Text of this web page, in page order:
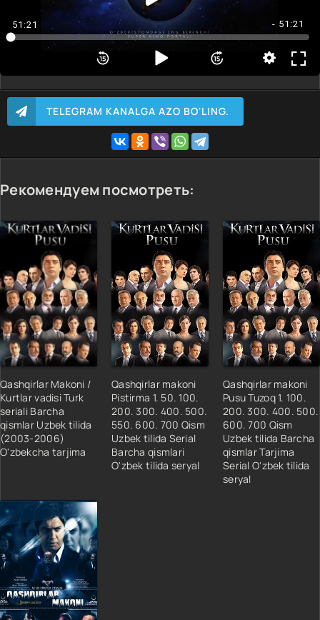
51:21 - 51:21
5 Qism
6 Qism
9 Qism
10 QismTELEGRAM KANALGA AZO BO'LING.
Рекомендуем посмотреть:
Qashqirlar Makoni /
Kurtlar vadisi Turk
seriali Barcha
qismlar Uzbek tilida
(2003-2006)
O'zbekcha tarjima
Qashqirlar makoni
Pistirma 1. 50. 100.
200. 300. 400. 500.
550. 600. 700 Qism
Uzbek tilida Serial
Barcha qismlari
O'zbek tilida seryal
Qashqirlar makoni
Pusu Tuzoq 1. 100.
200. 300. 400. 500.
600. 700 Qism
Uzbek tilida Barcha
qismlar Tarjima
Serial O'zbek tilida
seryal